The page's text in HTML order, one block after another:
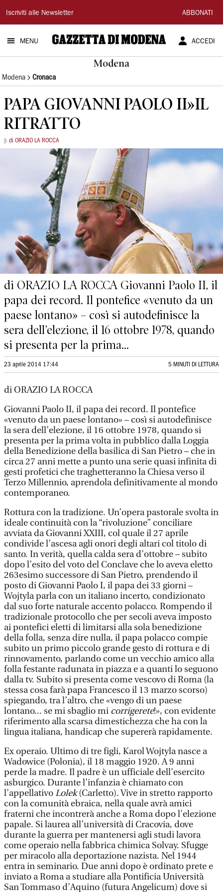
Gazzetta
di
Modena
Iscriviti alle Newsletter ABBONATI
MENU ACCEDI
Modena
Modena Cronaca
PAPA GIOVANNI PAOLO II»IL
RITRATTO
di ORAZIO LA ROCCA
di ORAZIO LA ROCCA Giovanni Paolo II, il
papa dei record. Il pontefice «venuto da un
paese lontano» – così si autodefinisce la
sera dell’elezione, il 16 ottobre 1978, quando
si presenta per la prima...
23 aprile 2014 17:44 5 MINUTI DI LETTURA
di ORAZIO LA ROCCA
Giovanni Paolo II, il papa dei record. Il pontefice
«venuto da un paese lontano» – così si autodefinisce
la sera dell’elezione, il 16 ottobre 1978, quando si
presenta per la prima volta in pubblico dalla Loggia
della Benedizione della basilica di San Pietro – che in
circa 27 anni mette a punto una serie quasi infinita di
gesti profetici che traghetteranno la Chiesa verso il
Terzo Millennio, aprendola definitivamente al mondo
contemporaneo.
Rottura con la tradizione. Un’opera pastorale svolta in
ideale continuità con la “rivoluzione” conciliare
avviata da Giovanni XXIII, col quale il 27 aprile
condivide l’ascesa agli onori degli altari col titolo di
santo. In verità, quella calda sera d’ottobre – subito
dopo l’esito del voto del Conclave che lo aveva eletto
263esimo successore di San Pietro, prendendo il
posto di Giovanni Paolo I, il papa dei 33 giorni –
Wojtyla parla con un italiano incerto, condizionato
dal suo forte naturale accento polacco. Rompendo il
tradizionale protocollo che per secoli aveva imposto
ai pontefici eletti di limitarsi alla sola benedizione
della folla, senza dire nulla, il papa polacco compie
subito un primo piccolo grande gesto di rottura e di
rinnovamento, parlando come un vecchio amico alla
folla festante radunata in piazza e a quanti lo seguono
dalla tv. Subito si presenta come vescovo di Roma (la
stessa cosa farà papa Francesco il 13 marzo scorso)
spiegando, tra l’altro, che «vengo di un paese
lontano... se mi sbaglio mi corrigerete!», con evidente
riferimento alla scarsa dimestichezza che ha con la
lingua italiana, handicap che supererà rapidamente.
Ex operaio. Ultimo di tre figli, Karol Wojtyla nasce a
Wadowice (Polonia), il 18 maggio 1920. A 9 anni
perde la madre. Il padre è un ufficiale dell’esercito
asburgico. Durante l’infanzia è chiamato con
l’appellativoLolek(Carletto). Vive in stretto rapporto
con la comunità ebraica, nella quale avrà amici
fraterni che incontrerà anche a Roma dopo l’elezione
papale. Si laurea all’università di Cracovia, dove
durante la guerra per mantenersi agli studi lavora
come operaio nella fabbrica chimica Solvay. Sfugge
per miracolo alla deportazione nazista. Nel 1944
entra in seminario. Due anni dopo è ordinato prete e
inviato a Roma a studiare alla Pontificia Università
San Tommaso d’Aquino (futura Angelicum) dove si